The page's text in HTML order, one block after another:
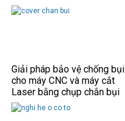
Giải pháp bảo vệ chống bụi
cho máy CNC và máy cắt
Laser bằng chụp chắn bụi